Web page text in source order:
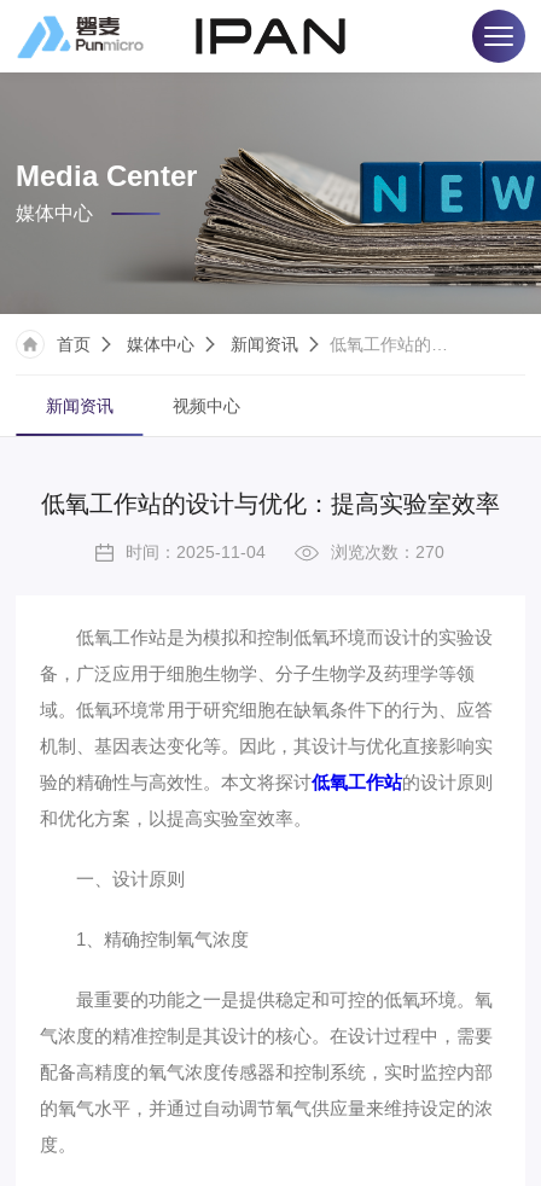
Media Center
媒体中心
首页 媒体中心 新闻资讯
新闻资讯 视频中心
低氧工作站的设计与优化：提高实验室效率
时间：2025-11-04 浏览次数：270
低氧工作站是为模拟和控制低氧环境而设计的实验设
备，广泛应用于细胞生物学、分子生物学及药理学等领
域。低氧环境常用于研究细胞在缺氧条件下的行为、应答
机制、基因表达变化等。因此，其设计与优化直接影响实
验的精确性与高效性。本文将探讨低氧工作站的设计原则
和优化方案，以提高实验室效率。
一、设计原则
1、精确控制氧气浓度
最重要的功能之一是提供稳定和可控的低氧环境。氧
气浓度的精准控制是其设计的核心。在设计过程中，需要
配备高精度的氧气浓度传感器和控制系统，实时监控内部
的氧气水平，并通过自动调节氧气供应量来维持设定的浓
度。